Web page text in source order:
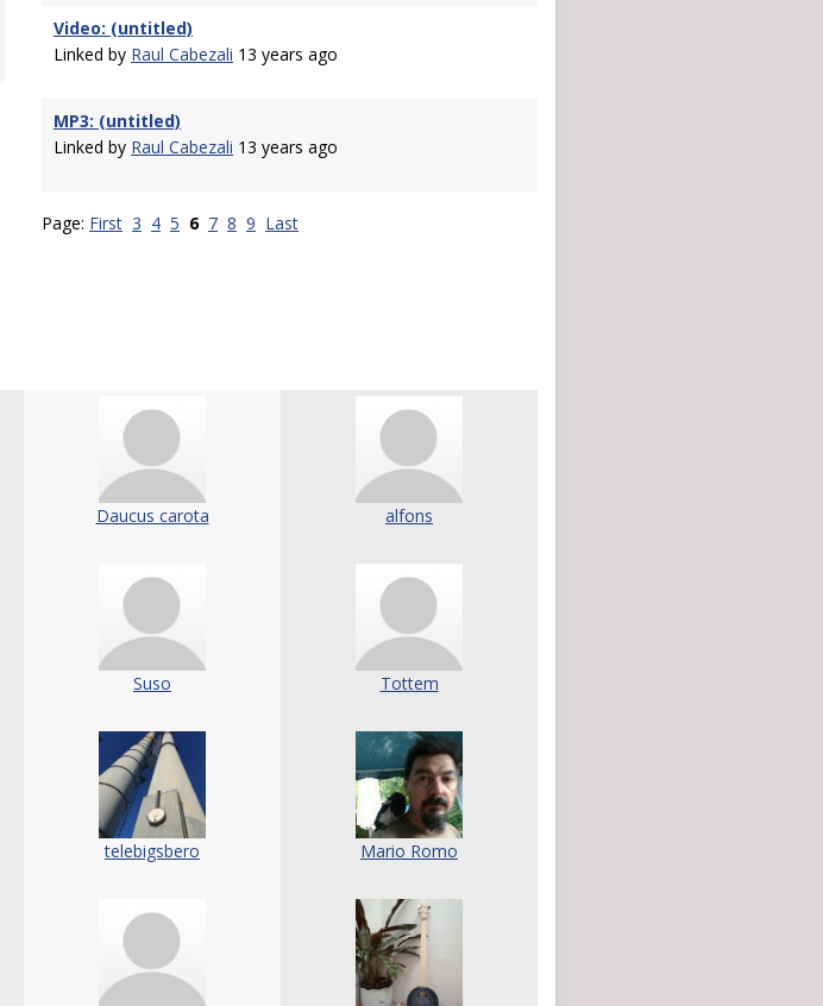
Video: (untitled)
Linked by Raul Cabezali 13 years ago
MP3: (untitled)
Linked by Raul Cabezali 13 years ago
Page: First 3 4 5 6 7 8 9 Last
Daucus carota alfons
Suso Tottem
telebigsbero Mario Romo